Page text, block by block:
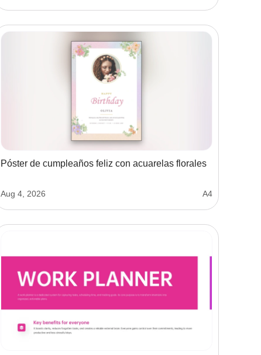
Póster de cumpleaños feliz con acuarelas florales
Aug 4, 2026 A4